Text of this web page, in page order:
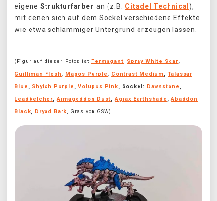
eigene Strukturfarben an (z.B. Citadel Technical ),
mit denen sich auf dem Sockel verschiedene Effekte
wie etwa schlammiger Untergrund erzeugen lassen.
(Figur auf diesen Fotos ist Termagant, Spray White Scar,
Guilliman Flesh , Magos Purple , Contrast Medium, Talassar
Blue , Shyish Purple , Volupus Pink, Sockel: Dawnstone ,
Leadbelcher,Armageddon Dust,Agrax Earthshade ,Abaddon
Black, Dryad Bark, Gras von GSW)